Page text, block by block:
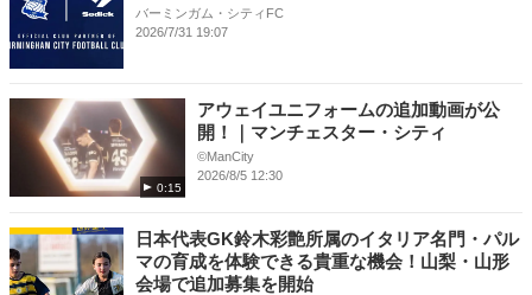
バーミンガム・シティFC
2026/7/31 19:07
0:15
アウェイユニフォームの追加動画が公
開！｜マンチェスター・シティ
©ManCity
2026/8/5 12:30
日本代表GK鈴木彩艶所属のイタリア名門・パル
マの育成を体験できる貴重な機会！山梨・山形
会場で追加募集を開始